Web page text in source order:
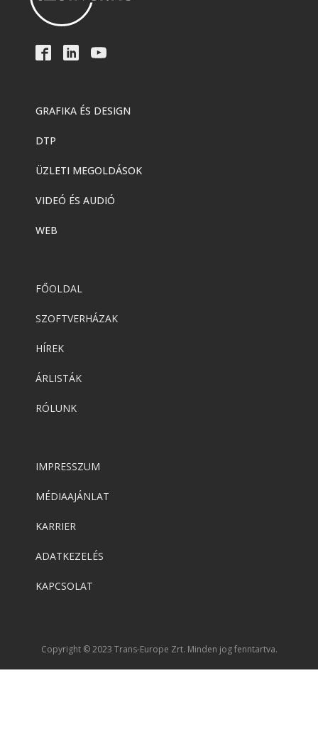
GRAFIKA ÉS DESIGN
DTP
ÜZLETI MEGOLDÁSOK
VIDEÓ ÉS AUDIÓ
WEB
FŐOLDAL
SZOFTVERHÁZAK
HÍREK
ÁRLISTÁK
RÓLUNK
IMPRESSZUM
MÉDIAAJÁNLAT
KARRIER
ADATKEZELÉS
KAPCSOLAT
Copyright © 2023 Trans-Europe Zrt. Minden jog fenntartva.